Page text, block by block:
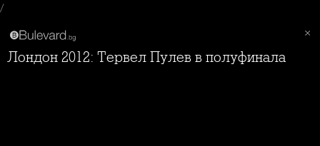
/
Лондон 2012: Тервел Пулев в полуфинала